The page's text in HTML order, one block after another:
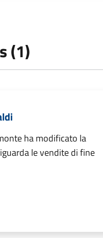
(1)
ha modificato la
le vendite di fine